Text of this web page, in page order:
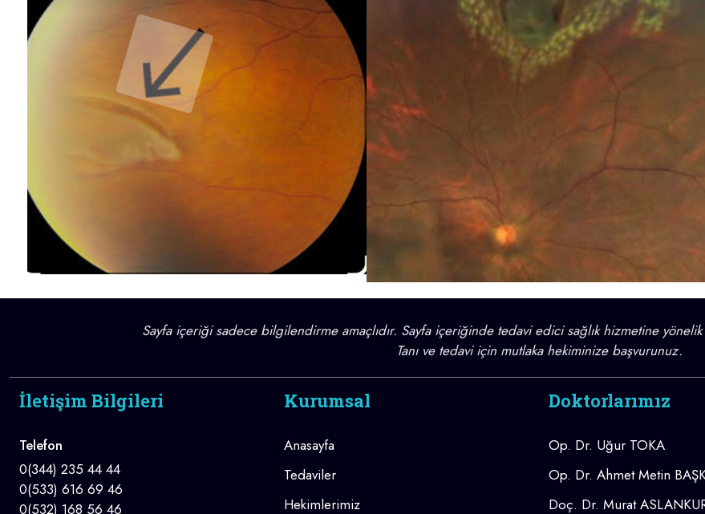
Sayfa içeriği sadece bilgilendirme amaçlıdır. Sayfa içeriğinde tedavi edici sağlık hizmetine
Tanı ve tedavi için mutlaka hekiminize başvurunuz.
İletişim Bilgileri
Telefon
0(344) 235 44 44
0(533) 616 69 46
0(532) 168 56 46
Kurumsal
Anasayfa
Tedaviler
Hekimlerimiz
Doktorlarımız
Op. Dr. Uğur TOKA
Op. Dr. Ahmet Metin
Doç. Dr. Murat